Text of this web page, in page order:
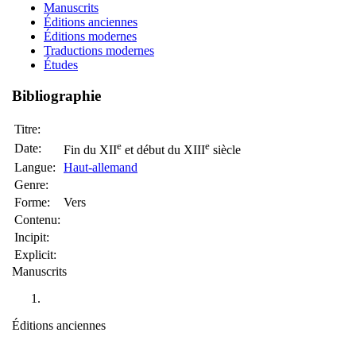
Manuscrits
Éditions anciennes
Éditions modernes
Traductions modernes
Études
Bibliographie
Titre:
Date:
Fin du XIIe et début du XIIIe siècle
Langue:
Haut-allemand
Genre:
Forme:
Vers
Contenu:
Incipit:
Explicit:
Manuscrits
Éditions anciennes